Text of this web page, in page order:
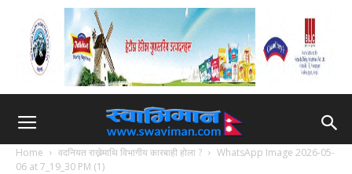
Home वदनियत राख्नेमाथि विभागीय कारबाही होला ?
WhatsApp Image 2026-05-
06 at 7_19_30 PM (1)